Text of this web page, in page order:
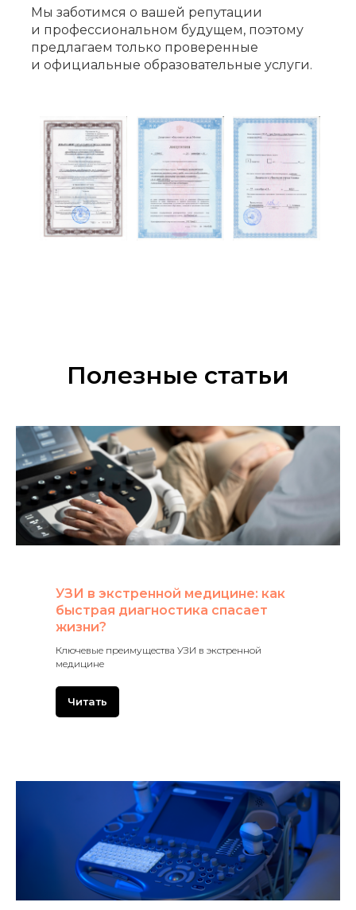
Мы заботимся о вашей репутации
и профессиональном будущем, поэтому
предлагаем только проверенные
и официальные образовательные услуги.
Полезные статьи
УЗИ в экстренной медицине: как
быстрая диагностика спасает
жизни?
Ключевые преимущества УЗИ в экстренной
медицине
Читать